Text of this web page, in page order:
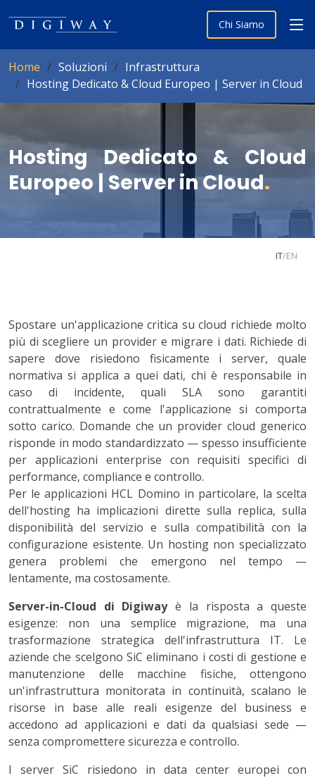
Chi Siamo
Home Soluzioni
Infrastruttura
Hosting Dedicato & Cloud Europeo | Server in Cloud
Hosting Dedicato & Cloud
Europeo | Server in Cloud.
IT/EN
Spostare un'applicazione critica su cloud richiede molto
più di scegliere un provider e migrare i dati. Richiede di
sapere dove risiedono fisicamente i server, quale
normativa si applica a quei dati, chi è responsabile in
caso di incidente, quali SLA sono garantiti
contrattualmente e come l'applicazione si comporta
sotto carico. Domande che un provider cloud generico
risponde in modo standardizzato — spesso insufficiente
per applicazioni enterprise con requisiti specifici di
performance, compliance e controllo.
Per le applicazioni HCL Domino in particolare, la scelta
dell'hosting ha implicazioni dirette sulla replica, sulla
disponibilità del servizio e sulla compatibilità con la
configurazione esistente. Un hosting non specializzato
genera problemi che emergono nel tempo —
lentamente, ma costosamente.
Server-in-Cloud di Digiwayè la risposta a queste
esigenze: non una semplice migrazione, ma una
trasformazione strategica dell'infrastruttura IT. Le
aziende che scelgono SiC eliminano i costi di gestione e
manutenzione delle macchine fisiche, ottengono
un'infrastruttura monitorata in continuità, scalano le
risorse in base alle reali esigenze del business e
accedono ad applicazioni e dati da qualsiasi sede —
senza compromettere sicurezza e controllo.
I server SiC risiedono in data center europei con